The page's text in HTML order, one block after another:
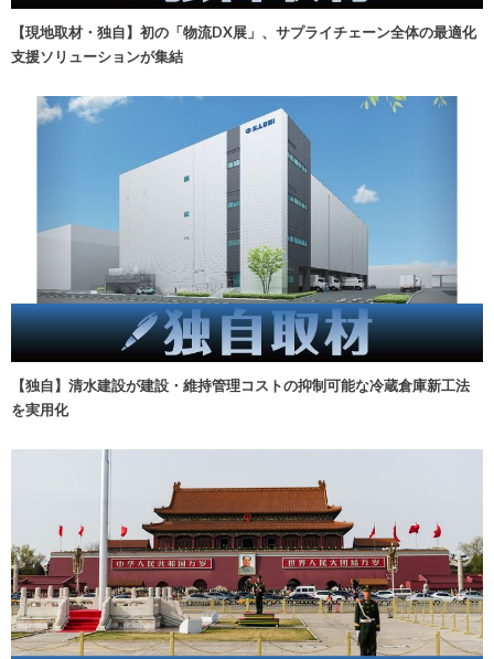
【現地取材・独自】初の「物流DX展」、サプライチェーン全体の最適化
支援ソリューションが集結
【独自】清水建設が建設・維持管理コストの抑制可能な冷蔵倉庫新工法
を実用化